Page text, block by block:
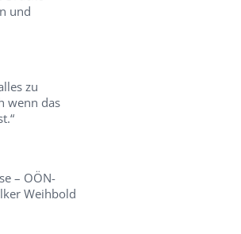
und
zu
wenn das
– OÖN-
Weihbold